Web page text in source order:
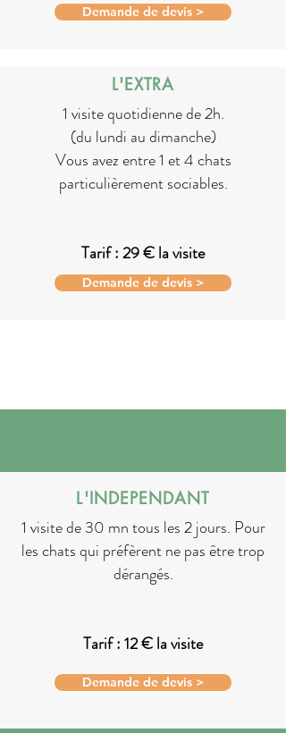
Demande de devis >
L'EXTRA
1 visite quotidienne de 2h.
(du lundi au dimanche)
Vous avez entre 1 et 4 chats
particulièrement sociables.
Tarif : 29 € la visite
Demande de devis >
L'INDEPENDANT
1 visite de 30 mn tous les 2 jours. Pour
les chats qui préfèrent ne pas être trop
dérangés.
Tarif : 12 € la visite
Demande de devis >